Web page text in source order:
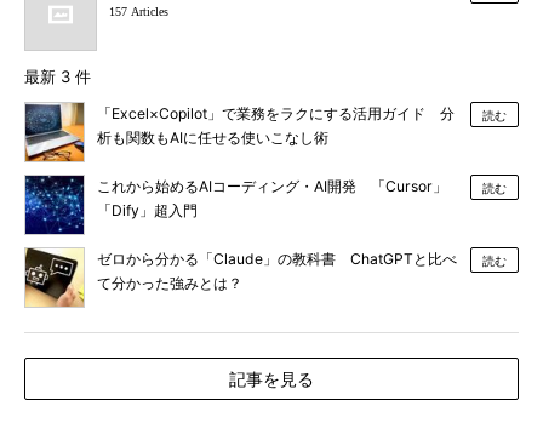
157 Articles
最新 3 件
「Excel×Copilot」で業務をラクにする活用ガイド 分
析も関数もAIに任せる使いこなし術
読む
これから始めるAIコーディング・AI開発 「Cursor」
「Dify」超入門
読む
ゼロから分かる「Claude」の教科書 ChatGPTと比べ
て分かった強みとは？
読む
記事を見る